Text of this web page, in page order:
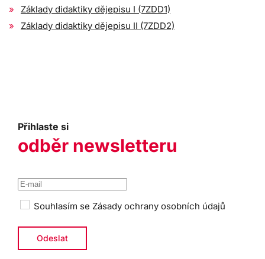
Základy didaktiky dějepisu I (7ZDD1)
Základy didaktiky dějepisu II (7ZDD2)
Přihlaste si
odběr newsletteru
Souhlasím se Zásady ochrany osobních údajů